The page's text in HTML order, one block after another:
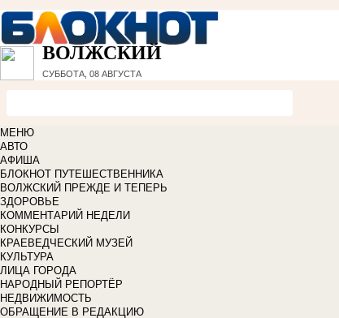
ВОЛЖСКИЙ
СУББОТА, 08 АВГУСТА
МЕНЮ
АВТО
АФИША
БЛОКНОТ ПУТЕШЕСТВЕННИКА
ВОЛЖСКИЙ ПРЕЖДЕ И ТЕПЕРЬ
ЗДОРОВЬЕ
КОММЕНТАРИЙ НЕДЕЛИ
КОНКУРСЫ
КРАЕВЕДЧЕСКИЙ МУЗЕЙ
КУЛЬТУРА
ЛИЦА ГОРОДА
НАРОДНЫЙ РЕПОРТЁР
НЕДВИЖИМОСТЬ
ОБРАЩЕНИЕ В РЕДАКЦИЮ